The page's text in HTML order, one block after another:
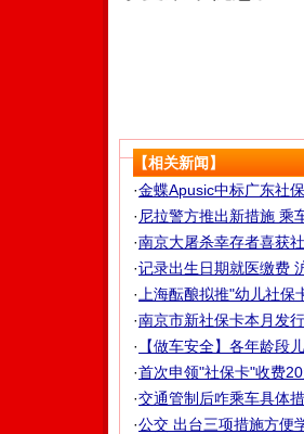
【相关新闻】
·金蝶Apusic中标广东社
· 尼拉警方推出新措施 乘
·南京大屠杀幸存者喜获
·记录出生日期就医缴费
· 上海酝酿拟推"幼儿社保
·南京市新社保卡本月发
·
【做车安全】各年龄段
·首次申领"社保卡"收费
·交通管制后咋乘车具体
·公交 出台三项措施方便